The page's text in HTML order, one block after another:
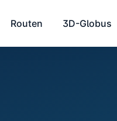
Routen 3D-Globus